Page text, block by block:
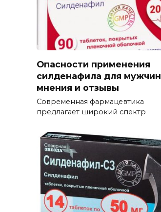
Опасности применения
силденафила для мужчин
мнения и отзывы
Современная фармацевтика
предлагает широкий спектр